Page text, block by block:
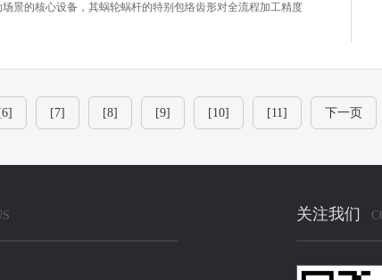
景的核心设备，其蜗轮蜗杆的特别包络齿形对全流程加工精度
[6] [7] [8] [9] [10] [11] 下一页
关注我们